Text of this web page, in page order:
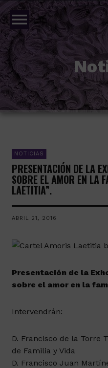
menu
NOTICIAS
PRESENTACIÓN DE LA
SOBRE EL AMOR EN LA
LAETITIA”.
ABRIL 21, 2016
Presentación de la
sobre el amor en la
Intervendrán:
D. Francisco de la Torre
de Familia y Vida
D. Francisco Juan